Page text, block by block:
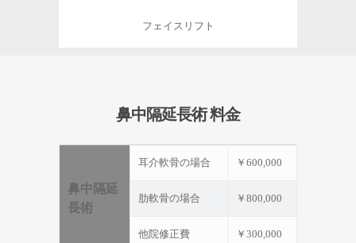
フェイスリフト
鼻中隔延長術 料金
鼻中隔延
長術
耳介軟骨の場合 ￥600,000
肋軟骨の場合 ￥800,000
他院修正費 ￥300,000